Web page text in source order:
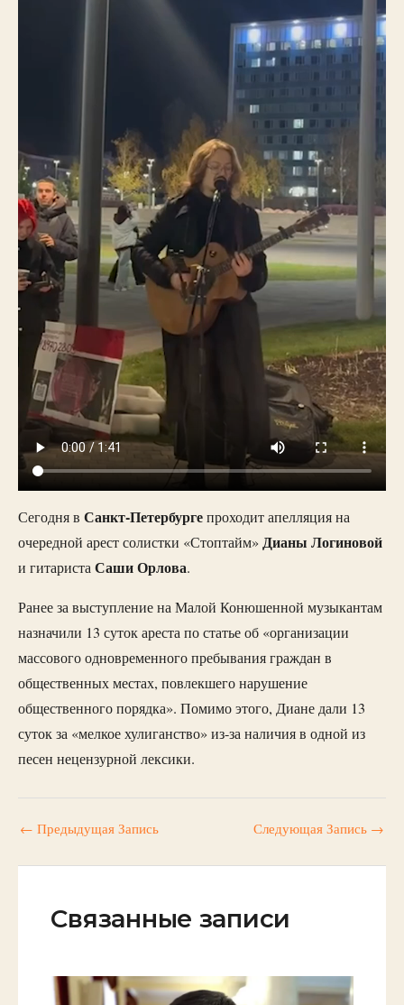
Сегодня в Санкт-Петербургепроходит апелляция на
очередной арест солистки «Стоптайм» Дианы Логиновой
и гитаристаСашиОрлова.
Ранее за выступление на Малой Конюшенной музыкантам
назначили 13 суток ареста по статье об «организации
массового одновременного пребывания граждан в
общественных местах, повлекшего нарушение
общественного порядка». Помимо этого, Диане дали 13
суток за «мелкое хулиганство» из-за наличия в одной из
песен нецензурной лексики.
← Предыдущая Запись Следующая Запись →
Связанные записи